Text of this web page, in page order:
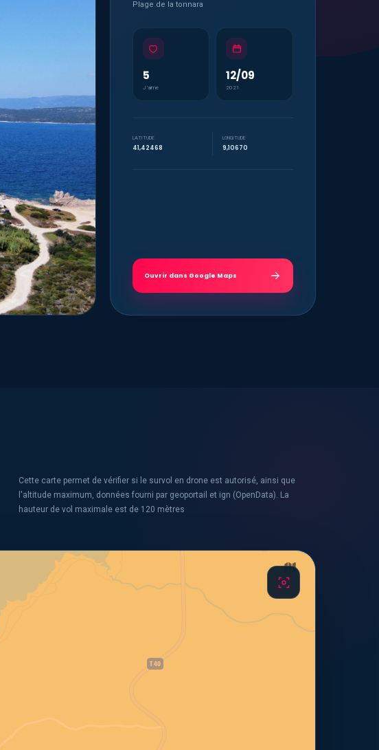
Plage de la tonnara
5
J’aime
12/09
2021
LATITUDE
41,42468
LONGITUDE
9,10670
Ouvrir dans Google Maps
Cette carte permet de vérifier si le survol en drone est autorisé, ainsi que
l'altitude maximum, données fourni par geoportail et ign (OpenData). La
hauteur de vol maximale est de 120 mètres